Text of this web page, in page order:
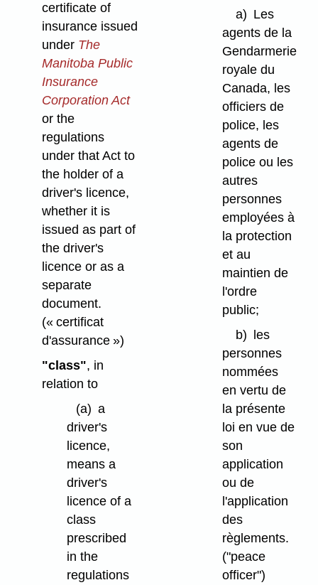
certificate of
insurance issued
under The
Manitoba Public
Insurance
Corporation Act
or the
regulations
under that Act to
the holder of a
driver's licence,
whether it is
issued as part of
the driver's
licence or as a
separate
document.
(« certificat
d'assurance »)
"class", in
relation to
(a) a
driver's
licence,
means a
driver's
licence of a
class
prescribed
in the
regulations
a) Les
agents de la
Gendarmerie
royale du
Canada, les
officiers de
police, les
agents de
police ou les
autres
personnes
employées à
la protection
et au
maintien de
l'ordre
public;
b) les
personnes
nommées
en vertu de
la présente
loi en vue de
son
application
ou de
l'application
des
règlements.
("peace
officer")